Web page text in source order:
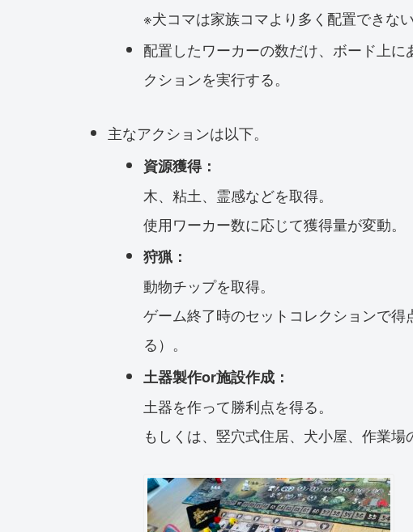
※犬コマは家族コマより多く配置できない
配置したワーカーの数だけ、ボード上
クションを実行する。
主なアクションは以下。
資源獲得：
木、粘土、霊感などを取得。
使用ワーカー数に応じて獲得量が変動。
狩猟：
動物チップを取得。
ゲーム終了時のセットコレクションで
る）。
土器製作or施設作成：
土器を作って勝利点を得る。
もしくは、竪穴式住居、犬小屋、作業場